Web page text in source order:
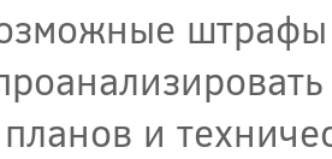
планов и